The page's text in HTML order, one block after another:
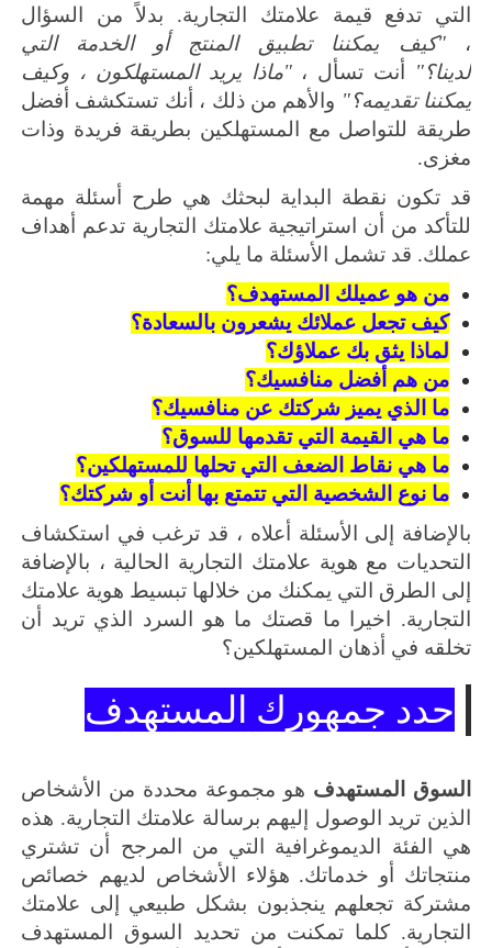
التي تدفع قيمة علامتك التجارية. بدلاً من السؤال
،"كيف يمكننا تطبيق المنتج أو الخدمة التي
لدينا؟"
أنت تسأل ،"ماذا يريد المستهلكون ، وكيف
يمكننا تقديمه؟" والأهم من ذلك ، أنك تستكشف أفضل
طريقة للتواصل مع المستهلكين بطريقة فريدة وذات
مغزى.
قد تكون نقطة البداية لبحثك هي طرح أسئلة مهمة
للتأكد من أن
استراتيجية علامتك التجارية تدعم أهداف
عملك. قد تشمل الأسئلة ما يلي:
من هو عميلك المستهدف؟
كيف تجعل عملائك يشعرون بالسعادة؟
لماذا يثق بك عملاؤك؟
من هم أفضل منافسيك؟
ما الذي يميز شركتك عن منافسيك؟
ما هي القيمة التي تقدمها للسوق؟
ما هي نقاط الضعف التي تحلها للمستهلكين؟
ما نوع الشخصية التي تتمتع بها أنت أو شركتك؟
بالإضافة إلى الأسئلة أعلاه ، قد ترغب في استكشاف
التحديات مع هوية علامتك التجارية الحالية ، بالإضافة
إلى الطرق التي يمكنك من خلالها تبسيط هوية علامتك
التجارية.
اخيرا ما قصتك ما هو السرد الذي تريد أن
تخلقه في أذهان المستهلكين؟
حدد جمهورك المستهدف
السوق المستهدف هو مجموعة محددة من الأشخاص
الذين تريد الوصول إليهم برسالة علامتك التجارية. هذه
هي الفئة الديموغرافية التي من المرجح أن تشتري
منتجاتك أو خدماتك. هؤلاء الأشخاص لديهم خصائص
مشتركة تجعلهم ينجذبون بشكل طبيعي إلى علامتك
التجارية. كلما تمكنت من تحديد السوق المستهدف